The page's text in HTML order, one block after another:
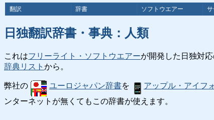
翻訳 辞書 ソフトウエアー サ
日独翻訳辞書・事典：人類
これはフリーライト・ソフトウエアーが開発した日独対
辞典リスト から。
弊社の ユーロジャパン辞書を アップル・アイフ
ンターネットが無くてもこの辞書が使えます。